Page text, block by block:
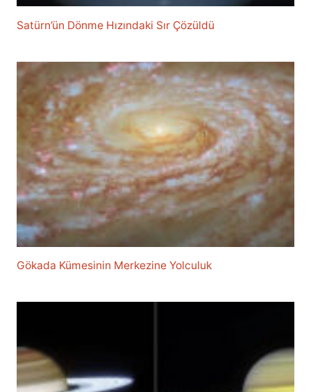
Satürn’ün Dönme Hızındaki Sır Çözüldü
Gökada Kümesinin Merkezine Yolculuk